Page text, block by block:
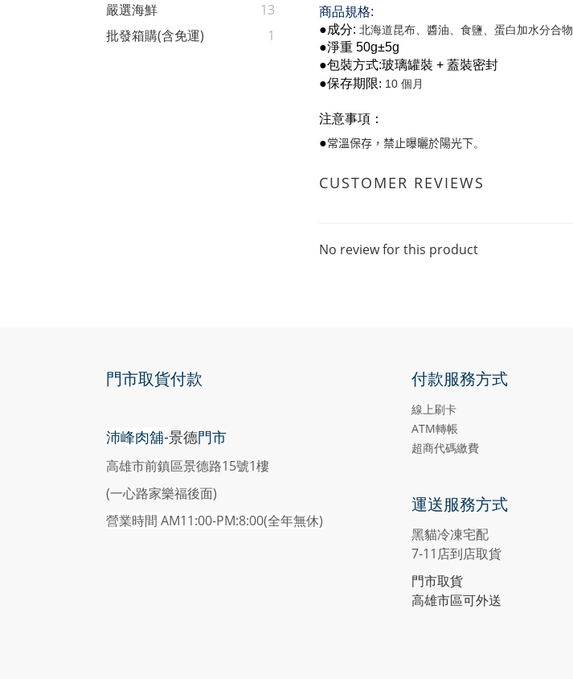
嚴選海鮮
13
批發箱購(含免運)
1
商品規格:
●成分: 北海道昆布 醬油 食鹽 蛋白加水分合物
●淨重 50g±5g
●包裝方式:玻璃罐裝 + 蓋裝密封
●保存期限: 10 個月
注意事項：
●常溫保存 ， 禁止曝曬於陽光下。
CUSTOMER REVIEWS
No review for this product
門市取貨付款
沛峰肉舖-景德門市
高雄市前鎮區景德路15號1樓
(一心路家樂福後面)
營業時間 AM11:00-PM:8:00(全年無休)
付款服務方式
線上刷卡
ATM轉帳
超商代碼繳費
運送服務方式
黑貓冷凍宅配
7-11店到店取貨
門市取貨
高雄市區可外送